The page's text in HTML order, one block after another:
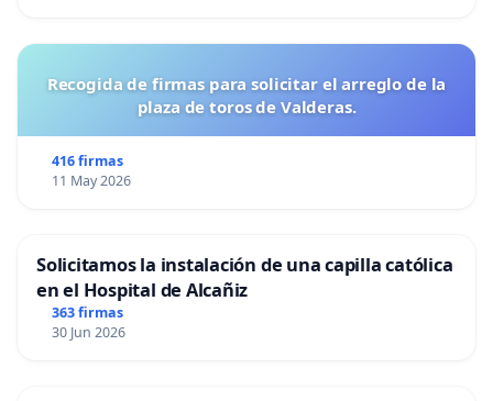
Recogida de firmas para solicitar el arreglo de la
plaza de toros de Valderas.
416 firmas
11 May 2026
Solicitamos la instalación de una capilla católica
en el Hospital de Alcañiz
363 firmas
30 Jun 2026